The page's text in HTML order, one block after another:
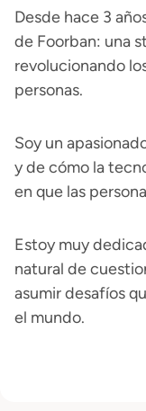
Desde hace 3
de Foorban: una
revolucionando
personas.
Soy un
y de cómo la
en que las
Estoy muy
natural de
asumir desafíos
el mundo.